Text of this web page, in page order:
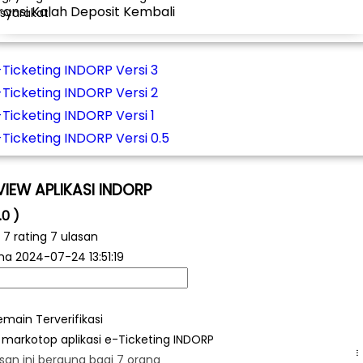
Kalah Deposit Kembali
INDORP Versi 3
INDORP Versi 2
INDORP Versi 1
INDORP Versi 0.5
APLIKASI INDORP
)
7 rating 7 ulasan
2024-07-24 13:51:19
Terverifikasi
aplikasi e-Ticketing INDORP
ini berguna bagi 7 orang